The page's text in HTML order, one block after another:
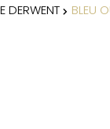
DERWENT BLEU